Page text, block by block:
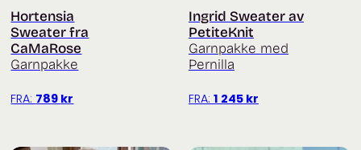
Hortensia
Sweater fra
CaMaRose
Garnpakke
FRA: 789 kr
Ingrid Sweater av
PetiteKnit
Garnpakke med
Pernilla
FRA: 1 245 kr